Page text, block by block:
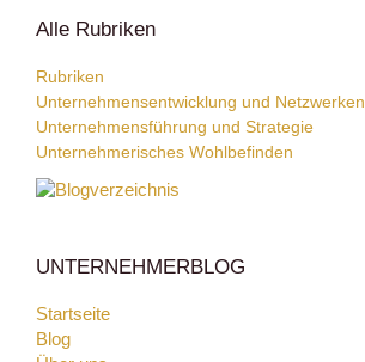
Alle Rubriken
Rubriken
Unternehmensentwicklung und Netzwerken
Unternehmensführung und Strategie
Unternehmerisches Wohlbefinden
UNTERNEHMERBLOG
Startseite
Blog